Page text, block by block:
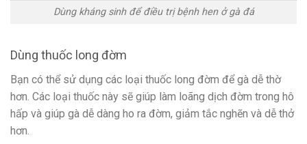
Dùng kháng sinh để điều trị bệnh hen ở gà đá
Dùng thuốc long đờm
Bạn có thể sử dụng các loại thuốc long đờm để gà dễ thờ
hơn. Các loại thuốc này sẽ giúp làm loãng dịch đờm trong hô
hấp và giúp gà dễ dàng ho ra đờm, giảm tắc nghẽn và dễ thở
hơn.